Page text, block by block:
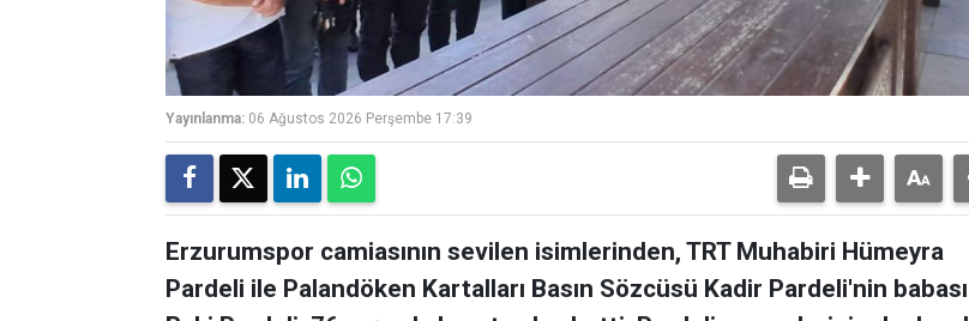
Yayınlanma: 06 Ağustos 2026 Perşembe 17:39
Erzurumspor camiasının sevilen isimlerinden, TRT Muhabiri Hümeyra
Pardeli ile Palandöken Kartalları Basın Sözcüsü Kadir Pardeli'nin babası